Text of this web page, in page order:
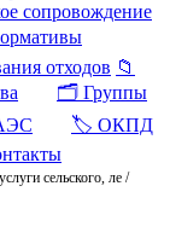
сопровождение
отходов 📁
🗂️ Группы
🏷️ ОКПД
сельского, ле /